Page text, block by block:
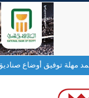
تمد مهلة توفيق أوضاع